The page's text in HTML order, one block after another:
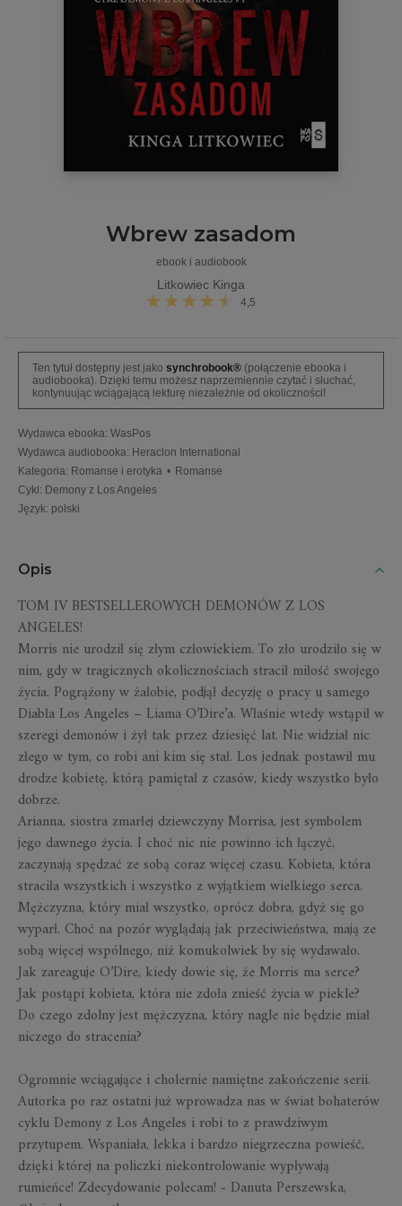
Wbrew zasadom
ebook i audiobook
Litkowiec Kinga
4,5
Ten tytuł dostępny jest jako synchrobook® (połączenie ebooka i
audiobooka). Dzięki temu możesz naprzemiennie czytać i słuchać,
kontynuując wciągającą lekturę niezależnie od okoliczności!
Wydawca ebooka: WasPos
Wydawca audiobooka: Heraclon International
Kategoria: Romanse i erotyka • Romanse
Cykl : Demony z Los Angeles
Język: polski
Opis
TOM IV BESTSELLEROWYCH DEMONÓW Z LOS
ANGELES!
Morris nie urodził się złym człowiekiem. To zło urodziło się w
nim, gdy w tragicznych okolicznościach stracił miłość swojego
życia. Pogrążony w żałobie, podjął decyzję o pracy u samego
Diabła Los Angeles – Liama O’Dire’a. Właśnie wtedy wstąpił w
szeregi demonów i żył tak przez dziesięć lat. Nie widział nic
złego w tym, co robi ani kim się stał. Los jednak postawił mu
drodze kobietę, którą pamiętał z czasów, kiedy wszystko było
dobrze.
Arianna, siostra zmarłej dziewczyny Morrisa, jest symbolem
jego dawnego życia. I choć nic nie powinno ich łączyć,
zaczynają spędzać ze sobą coraz więcej czasu. Kobieta, która
straciła wszystkich i wszystko z wyjątkiem wielkiego serca.
Mężczyzna, który miał wszystko, oprócz dobra, gdyż się go
wyparł. Choć na pozór wyglądają jak przeciwieństwa, mają ze
sobą więcej wspólnego, niż komukolwiek by się wydawało.
Jak zareaguje O’Dire, kiedy dowie się, że Morris ma serce?
Jak postąpi kobieta, która nie zdoła znieść życia w piekle?
Do czego zdolny jest mężczyzna, który nagle nie będzie miał
niczego do stracenia?
Ogromnie wciągające i cholernie namiętne zakończenie serii.
Autorka po raz ostatni już wprowadza nas w świat bohaterów
cyklu Demony z Los Angeles i robi to z prawdziwym
przytupem. Wspaniała, lekka i bardzo niegrzeczna powieść,
dzięki której na policzki niekontrolowanie wypływają
rumieńce! Zdecydowanie polecam! - Danuta Perszewska,